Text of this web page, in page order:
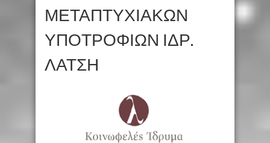
ΜΕΤΑΠΤΥΧΙΑΚΩΝ
ΥΠΟΤΡΟΦΙΩΝ ΙΔΡ.
ΛΑΤΣΗ